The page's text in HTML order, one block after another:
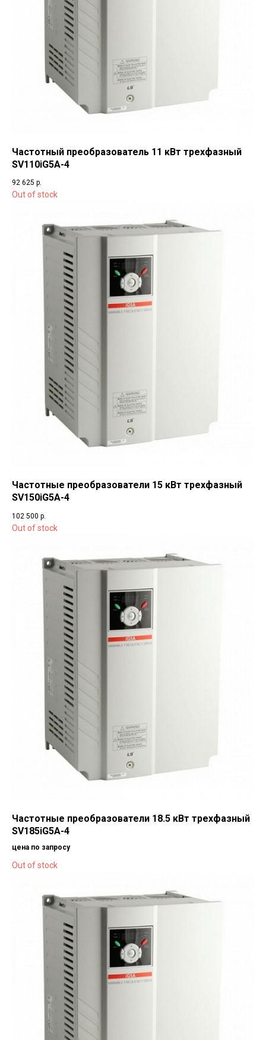
Частотный преобразователь 11 кВт трехфазный
SV110iG5A-4
92 625 р.
Out of stock
Частотные преобразователи 15 кВт трехфазный
SV150iG5A-4
102 500 р.
Out of stock
Частотные преобразователи 18.5 кВт трехфазный
SV185iG5A-4
цена по запросу
Out of stock